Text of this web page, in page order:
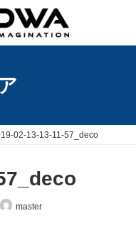
02-13-13-11-57_deco
master